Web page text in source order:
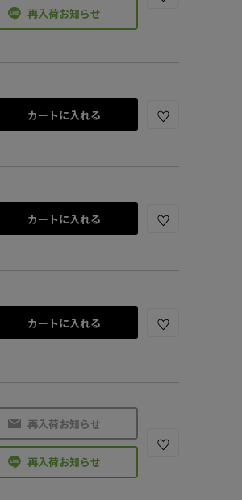
再入荷お知らせ
カートに入れる
カートに入れる
カートに入れる
再入荷お知らせ
再入荷お知らせ